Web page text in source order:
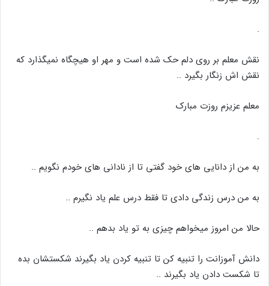
.
نقش معلم بر روی دلم حک شده است و مهر او هیچگاه نمیگذارد که
نقش اش زنگار بگیرد ..
معلم عزیزم روزت مبارک
.
به من از دانایی های خود گفتی تا از نادانی های خودم نگویم ..
به من درس زندگی دادی تا فقط درس علم یاد نگیرم ..
حالا من امروز میخواهم چیزی به تو یاد بدهم ..
دانش آموزانت را تنبیه کن تا تنبیه کردن یاد بگیرند شکستشان بده
تا شکست دادن یاد بگیرند ..